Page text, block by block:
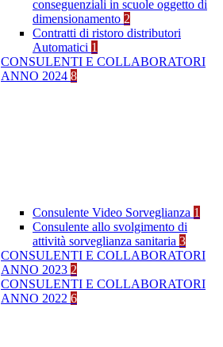
conseguenziali in scuole oggetto di
dimensionamento 2
Contratti di ristoro distributori
Automatici 1
CONSULENTI E COLLABORATORI
ANNO 2024 8
Consulente Video Sorveglianza 1
Consulente allo svolgimento di
attività sorveglianza sanitaria 3
CONSULENTI E COLLABORATORI
ANNO 2023 2
CONSULENTI E COLLABORATORI
ANNO 2022 6